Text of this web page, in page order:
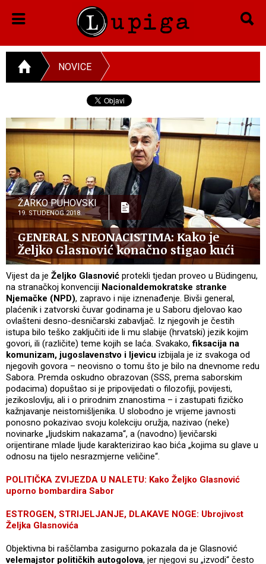
NOVICE
ŽARKO PUHOVSKI
19. STUDENOG 2018.
GENERAL S NEONACISTIMA: Kako je
Željko Glasnović konačno stigao kući
Vijest da je Željko Glasnović protekli tjedan proveo u Büdingenu,
na stranačkoj konvenciji Nacionaldemokratske stranke
Njemačke (NPD), zapravo i nije iznenađenje. Bivši general,
plaćenik i zatvorski čuvar godinama je u Saboru djelovao kao
ovlašteni desno-desničarski zabavljač. Iz njegovih je čestih
istupa bilo teško zaključiti ide li mu slabije (hrvatski) jezik kojim
govori, ili (različite) teme kojih se laća. Svakako,fiksacija na
komunizam, jugoslavenstvo i ljevicu izbijala je iz svakoga od
njegovih govora – neovisno o tomu što je bilo na dnevnome redu
Sabora. Premda oskudno obrazovan (SSS, prema saborskim
podacima) dopuštao si je pripovijedati o filozofiji, povijesti,
jezikoslovlju, ali i o prirodnim znanostima – i zastupati fizičko
kažnjavanje neistomišljenika. U slobodno je vrijeme javnosti
ponosno pokazivao svoju kolekciju oružja, nazivao (neke)
novinarke „ljudskim nakazama“, a (navodno) ljevičarski
orijentirane mlade ljude karakterizirao kao bića „kojima su glave u
odnosu na tijelo nesrazmjerne veličine“.
POLITIČKA ZVIJEZDA U NALETU: Kako Željko Glasnović
uporno bombardira Sabor
ESTROGEN, STRIJELJANJE, DLAKAVE NOGE: Ubrojivost
Željka Glasnovića
Objektivna bi raščlamba zasigurno pokazala da je Glasnović
velemajstor političkih autogolova, jer njegovi su „izvodi“ često